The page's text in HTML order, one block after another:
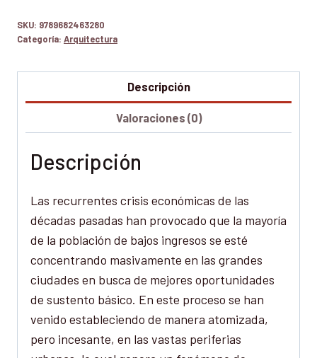
cantidad
SKU: 9789682463280
Categoría: Arquitectura
Descripción
Valoraciones (0)
Descripción
Las recurrentes crisis económicas de las
décadas pasadas han provocado que la mayoría
de la población de bajos ingresos se esté
concentrando masivamente en las grandes
ciudades en busca de mejores oportunidades
de sustento básico. En este proceso se han
venido estableciendo de manera atomizada,
pero incesante, en las vastas periferias